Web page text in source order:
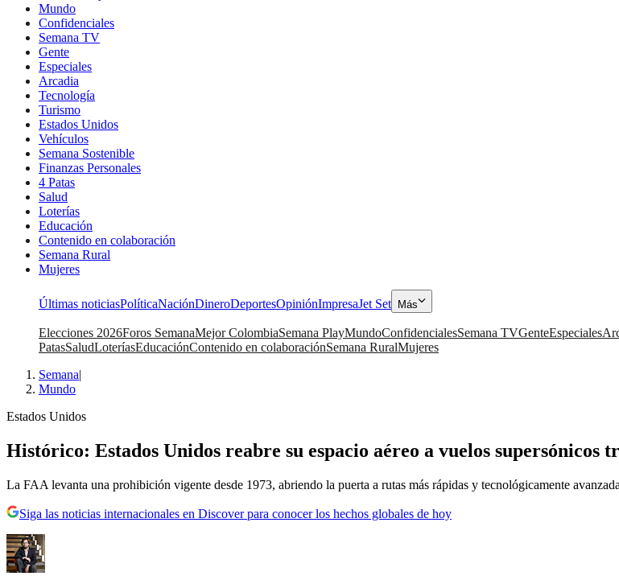
Mundo
Confidenciales
Semana TV
Gente
Especiales
Arcadia
Tecnología
Turismo
Estados Unidos
Vehículos
Semana Sostenible
Finanzas Personales
4 Patas
Salud
Loterías
Educación
Contenido en colaboración
Semana Rural
Mujeres
Últimas noticiasPolíticaNaciónDineroDeportesOpiniónImpresaJet Set Más
Elecciones 2026Foros SemanaMejor ColombiaSemana PlayMundoConfidencialesSemana TVGenteEspeciales
PatasSaludLoteríasEducaciónContenido en colaboraciónSemana RuralMujeres
Semana|
Mundo
Estados Unidos
Histórico: Estados Unidos reabre su espacio aéreo a vuelos supersónicos
La FAA levanta una prohibición vigente desde 1973, abriendo la puerta a rutas más rápidas y tecnológicamente
Siga las noticias internacionales en Discover para conocer los hechos globales de hoy